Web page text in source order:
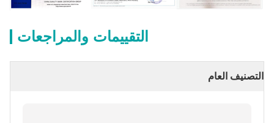
التقييمات والمراجعات
التصنيف العام